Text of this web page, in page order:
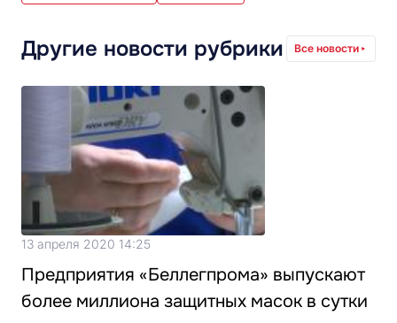
Другие новости рубрики Все новости
13 апреля 2020 14:25
Предприятия «Беллегпрома» выпускают
более миллиона защитных масок в сутки